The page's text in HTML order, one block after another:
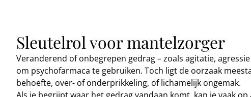
Sleutelrol voor mantelzorger
Veranderend of onbegrepen gedrag – zoals agitatie,
om psychofarmaca te gebruiken. Toch ligt de oorzaak
behoefte, over- of onderprikkeling, of lichamelijk ongemak.